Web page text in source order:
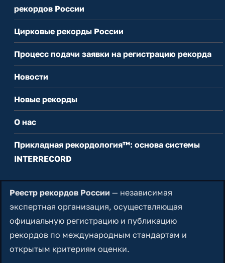
рекордов России
Цирковые рекорды России
Процесс подачи заявки на регистрацию рекорда
Новости
Новые рекорды
О нас
Прикладная рекордология™: основа системы
INTERRECORD
Реестр рекордов России — независимая
экспертная организация, осуществляющая
официальную регистрацию и публикацию
рекордов по международным стандартам и
открытым критериям оценки.